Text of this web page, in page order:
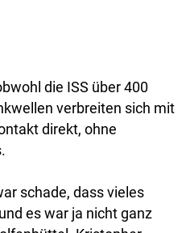
die ISS über 400
verbreiten sich mit
direkt, ohne
schade, dass vieles
es war ja nicht ganz